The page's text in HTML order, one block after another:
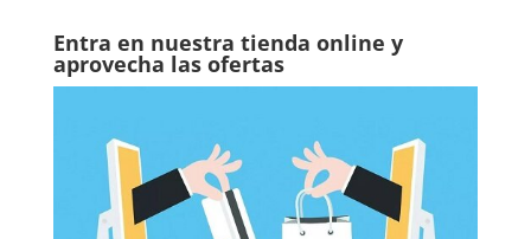
Entra en nuestra tienda online y
aprovecha las ofertas